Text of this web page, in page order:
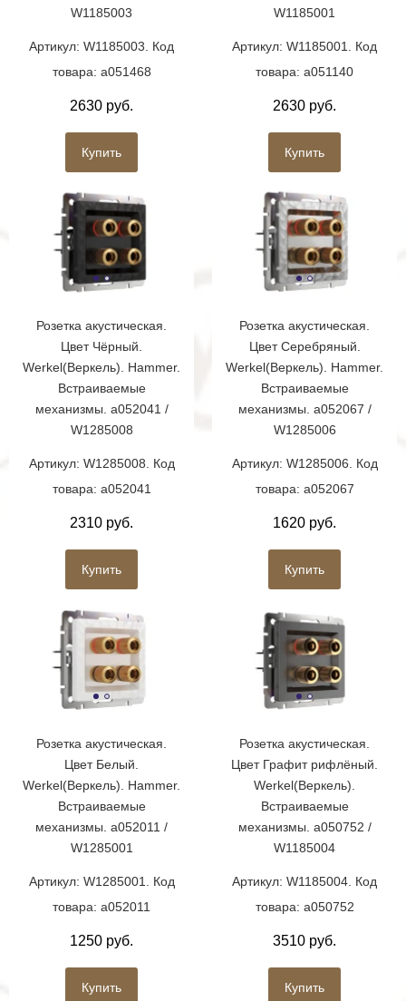
W1185003
Артикул: W1185003. Код
товара: a051468
2630 руб.
Купить
W1185001
Артикул: W1185001. Код
товара: a051140
2630 руб.
Купить
Розетка акустическая.
Цвет Чёрный.
Werkel(Веркель). Hammer.
Встраиваемые
механизмы. a052041 /
W1285008
Артикул: W1285008. Код
товара: a052041
2310 руб.
Купить
Розетка акустическая.
Цвет Серебряный.
Werkel(Веркель). Hammer.
Встраиваемые
механизмы. a052067 /
W1285006
Артикул: W1285006. Код
товара: a052067
1620 руб.
Купить
Розетка акустическая.
Цвет Белый.
Werkel(Веркель). Hammer.
Встраиваемые
механизмы. a052011 /
W1285001
Артикул: W1285001. Код
товара: a052011
1250 руб.
Купить
Розетка акустическая.
Цвет Графит рифлёный.
Werkel(Веркель).
Встраиваемые
механизмы. a050752 /
W1185004
Артикул: W1185004. Код
товара: a050752
3510 руб.
Купить